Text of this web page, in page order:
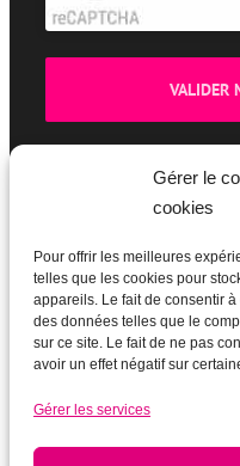
Gérer le
cookies
Pour offrir les meilleures
telles que les cookies pour
appareils. Le fait de consentir
des données telles que le
sur ce site. Le fait de ne pas
avoir un effet négatif sur
Gérer les services